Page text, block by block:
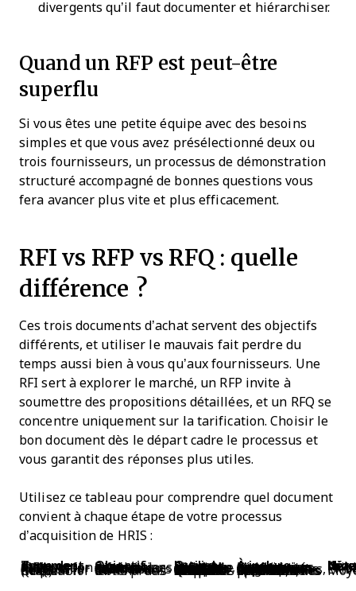
divergents qu’il faut documenter et hiérarchiser.
Quand un RFP est peut-être
superflu
Si vous êtes une petite équipe avec des besoins
simples et que vous avez présélectionné deux ou
trois fournisseurs, un processus de démonstration
structuré accompagné de bonnes questions vous
fera avancer plus vite et plus efficacement.
RFI vs RFP vs RFQ : quelle
différence ?
Ces trois documents d’achat servent des objectifs
différents, et utiliser le mauvais fait perdre du
temps aussi bien à vous qu’aux fournisseurs. Une
RFI sert à explorer le marché, un RFP invite à
soumettre des propositions détaillées, et un RFQ se
concentre uniquement sur la tarification. Choisir le
bon document dès le départ cadre le processus et
vous garantit des réponses plus utiles.
Utilisez ce tableau pour comprendre quel document
convient à chaque étape de votre processus
d’acquisition de HRIS :
Type de document Objectif Quand l’utiliser À inclure Niveau de
Request for Information (RFI) Rassembler des informations générales sur le marché Phase de recherche préalable, avant la définition des besoins Questions d’ordre général sur les capacités des fournisseurs et l’adéquation du produit
Request for Proposal (RFP) Évaluer les fournisseurs selon des critères définis Lorsque vos besoins sont clairs et que vous êtes prêt à comparer des solutions Exigences fonctionnelles, spécifications techniques, structure tarifaire, approche de déploiement
Request for Quotation (RFQ) Obtenir des tarifs précis Quand les besoins sont finalisés et que vous souhaitez comparer les coûts Spécifications détaillées, périmètre des services, conditions contractuelles